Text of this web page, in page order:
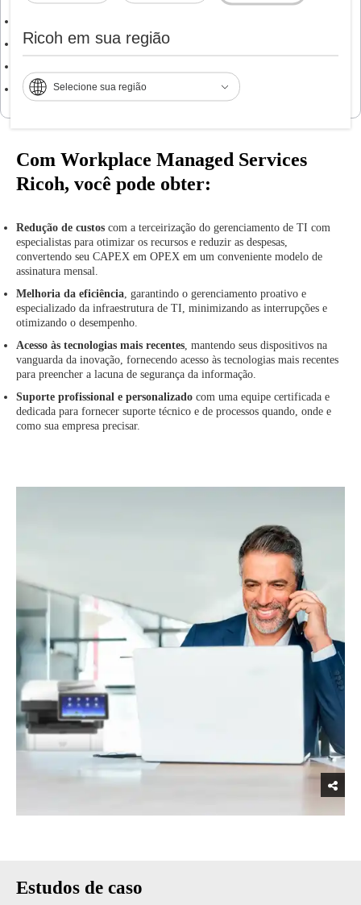
Ricoh em sua região
Selecione sua região
Resolução remota de incidentes.
Desenvolvimentode aplicativos
Com Workplace Managed Services
Ricoh, você pode obter:
Redução de custos com a terceirização do gerenciamento de TI com
especialistas para otimizar os recursos e reduzir as despesas,
convertendo seu CAPEX em OPEX em um conveniente modelo de
assinatura mensal.
Melhoria da eficiência, garantindo o gerenciamento proativo e
especializado da infraestrutura de TI, minimizando as interrupções e
otimizando o desempenho.
Acesso às tecnologias mais recentes, mantendo seus dispositivos na
vanguarda da inovação, fornecendo acesso às tecnologias mais recentes
para preencher a lacuna de segurança da informação.
Suporte profissional e personalizado com uma equipe certificada e
dedicada para fornecer suporte técnico e de processos quando, onde e
como sua empresa precisar.
Estudos de caso